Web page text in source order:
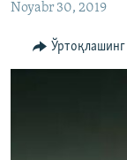
Noyabr 30, 2019
Ўртоқлашинг